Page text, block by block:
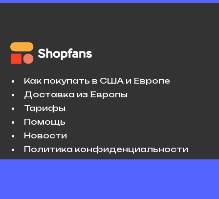
Как покупать в США и Европе
Доставка из Европы
Тарифы
Помощь
Новости
Политика конфиденциальности